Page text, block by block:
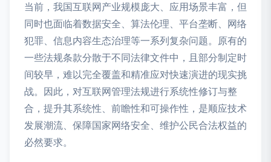
当前，我国互联网产业规模庞大、应用场景丰富，但
同时也面临着数据安全、算法伦理、平台垄断、网络
犯罪、信息内容生态治理等一系列复杂问题。原有的
一些法规条款分散于不同法律文件中，且部分制定时
间较早，难以完全覆盖和精准应对快速演进的现实挑
战。因此，对互联网管理法规进行系统性修订与整
合，提升其系统性、前瞻性和可操作性，是顺应技术
发展潮流、保障国家网络安全、维护公民合法权益的
必然要求。